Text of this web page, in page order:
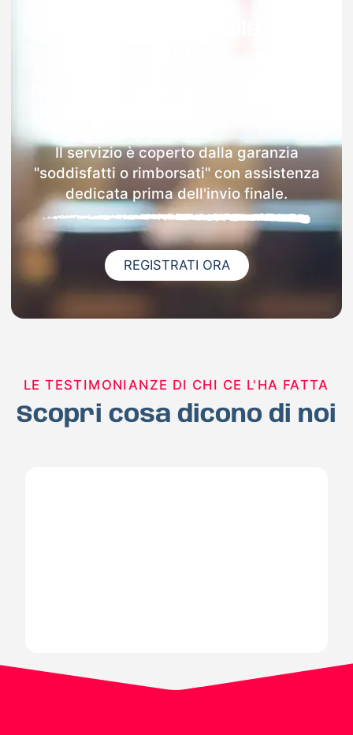
Il servizio è coperto dalla garanzia
"soddisfatti o rimborsati" con assistenza
dedicata prima dell'invio finale.
REGISTRATI ORA
LE TESTIMONIANZE DI CHI CE L'HA FATTA
Scopri cosa dicono di noi